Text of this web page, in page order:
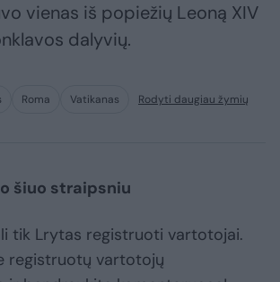
vienas iš popiežių Leoną XIV
dalyvių.
Roma Vatikanas Rodyti daugiau žymių
šiuo straipsniu
tik Lrytas registruoti vartotojai.
registruotų vartotojų